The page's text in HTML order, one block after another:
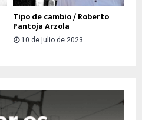
Tipo de cambio / Roberto
Pantoja Arzola
10 de julio de 2023